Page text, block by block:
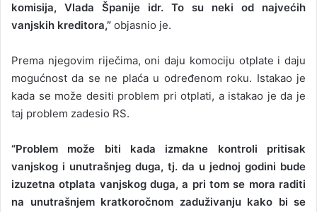
komisija, Vlada Španije idr. To su neki od najvećih
vanjskih kreditora,” objasnio je.
Prema njegovim riječima, oni daju komociju otplate i daju
mogućnost da se ne plaća u određenom roku. Istakao je
kada se može desiti problem pri otplati, a istakao je da je
taj problem zadesio RS.
“Problem može biti kada izmakne kontroli pritisak
vanjskog i unutrašnjeg duga, tj. da u jednoj godini bude
izuzetna otplata vanjskog duga, a pri tom se mora raditi
na unutrašnjem kratkoročnom zaduživanju kako bi se